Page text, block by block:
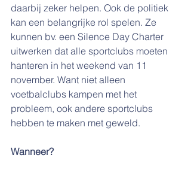
daarbij zeker helpen. Ook de politiek
kan een belangrijke rol spelen. Ze
kunnen bv. een Silence Day Charter
uitwerken dat alle sportclubs moeten
hanteren in het weekend van 11
november. Want niet alleen
voetbalclubs kampen met het
probleem, ook andere sportclubs
hebben te maken met geweld.
Wanneer?